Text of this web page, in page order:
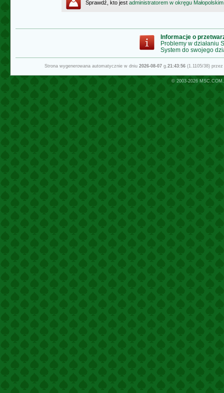
Sprawdź, kto jest administratorem w okręgu Małopolskim
Informacje o
Problemy w działaniu
System do swojego
Strona wygenerowana automatycznie w dniu 2026-08-07 g.21:43:56 (1.1105/38)
© 2003-2026